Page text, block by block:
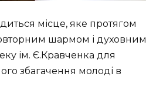
місце, яке протягом
шармом і духовним
ім. Є.Кравченка для
збагачення молоді в